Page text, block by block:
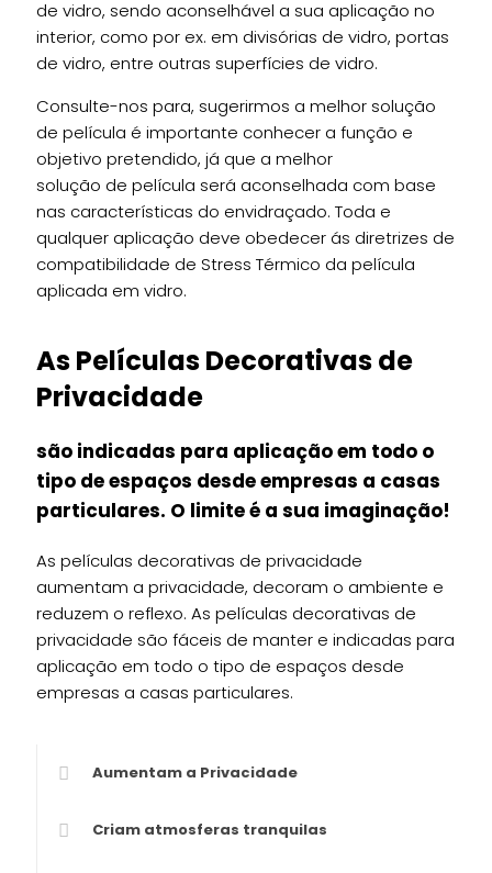
de vidro, sendo aconselhável a sua aplicação no
interior, como por ex. em divisórias de vidro, portas
de vidro, entre outras superfícies de vidro.
Consulte-nos para, sugerirmos a melhor solução
de película é importante conhecer a função e
objetivo pretendido, já que a melhor
solução de película será aconselhada com base
nas características do envidraçado. Toda e
qualquer aplicação deve obedecer ás diretrizes de
compatibilidade de Stress Térmico da película
aplicada em vidro.
As Películas Decorativas de
Privacidade
são indicadas para aplicação em todo o
tipo de espaços desde empresas a casas
particulares. O limite é a sua imaginação!
As películas decorativas de privacidade
aumentam a privacidade, decoram o ambiente e
reduzem o reflexo. As películas decorativas de
privacidade são fáceis de manter e indicadas para
aplicação em todo o tipo de espaços desde
empresas a casas particulares.
Aumentam a Privacidade
Criam atmosferas tranquilas